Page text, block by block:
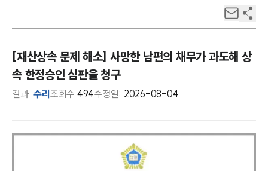
[재산상속 문제 해소] 사망한 남편의 채무가 과도해 상
속 한정승인 심판을 청구
결과 수리 조회수 494수정일: 2026-08-04